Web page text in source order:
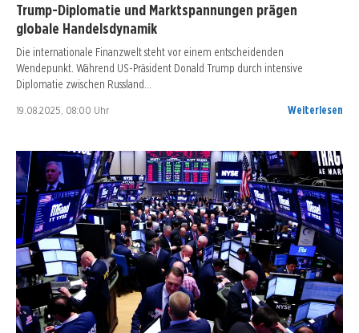
Trump-Diplomatie und Marktspannungen prägen
globale Handelsdynamik
Die internationale Finanzwelt steht vor einem entscheidenden
Wendepunkt. Während US-Präsident Donald Trump durch intensive
Diplomatie zwischen Russland…
19.08.2025, 08:00 Uhr Weiterlesen